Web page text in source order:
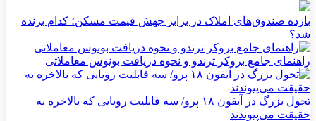
بازده صندوق‌های املاک در برابر جهش قیمت مسکن؛ کدام برنده
شد؟
راهنمای جامع بروکر ترندو و نحوه دریافت بونوس معاملاتی
تحول بزرگ در آیفون ۱۸ پرو/ سه قابلیت رویایی که بالاخره به
حقیقت می‌پیوندند